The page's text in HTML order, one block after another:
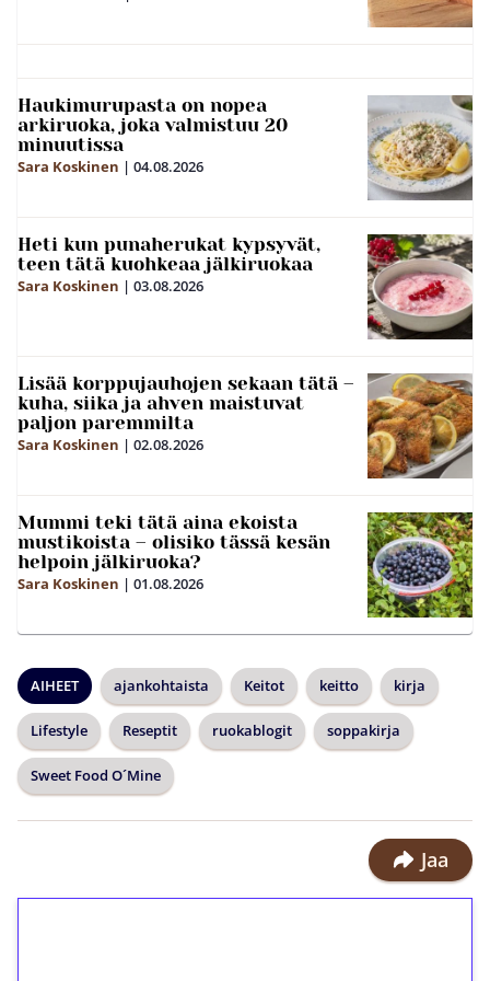
Haukimurupasta on nopea
arkiruoka, joka valmistuu 20
minuutissa
Sara Koskinen | 04.08.2026
Heti kun punaherukat kypsyvät,
teen tätä kuohkeaa jälkiruokaa
Sara Koskinen | 03.08.2026
Lisää korppujauhojen sekaan tätä –
kuha, siika ja ahven maistuvat
paljon paremmilta
Sara Koskinen | 02.08.2026
Mummi teki tätä aina ekoista
mustikoista – olisiko tässä kesän
helpoin jälkiruoka?
Sara Koskinen | 01.08.2026
AIHEET ajankohtaista Keitot keitto kirja
Lifestyle Reseptit ruokablogit soppakirja
Sweet Food O´Mine
Jaa